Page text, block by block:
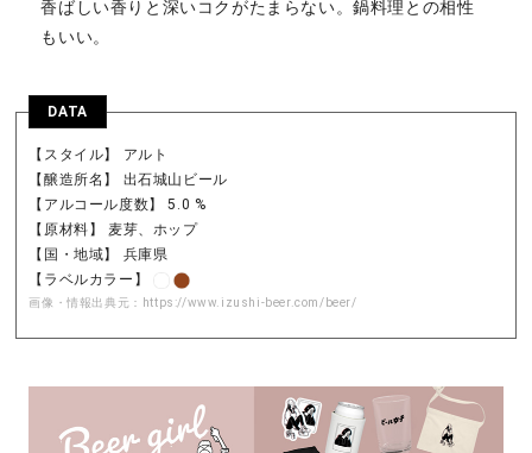
香ばしい香りと深いコクがたまらない。鍋料理との相性
もいい。
DATA
【スタイル】 アルト
【醸造所名】 出石城山ビール
【アルコール度数】 5.0 %
【原材料】 麦芽、ホップ
【国・地域】 兵庫県
【ラベルカラー】
画像・情報出典元： https://www.izushi-beer.com/beer/